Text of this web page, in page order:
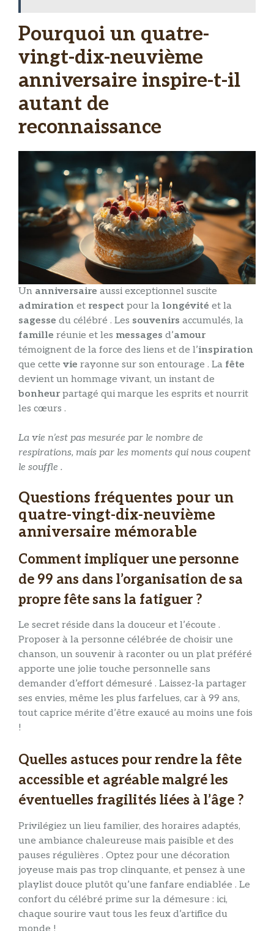
Pourquoi un quatre-
vingt-dix-neuvième
anniversaire inspire-t-il
autant de
reconnaissance
Un anniversaire aussi exceptionnel suscite
admiration et respect pour la longévité et la
sagesse du célébré . Les souvenirs accumulés, la
famille réunie et les messages d’amour
témoignent de la force des liens et de l’inspiration
que cette vie rayonne sur son entourage . La fête
devient un hommage vivant, un instant de
bonheurpartagé qui marque les esprits et nourrit
les cœurs .
La vie n’est pas mesurée par le nombre de
respirations, mais par les moments qui nous coupent
le souffle .
Questions fréquentes pour un
quatre-vingt-dix-neuvième
anniversaire mémorable
Comment impliquer une personne
de 99 ans dans l’organisation de sa
propre fête sans la fatiguer ?
Le secret réside dans la douceur et l’écoute .
Proposer à la personne célébrée de choisir une
chanson, un souvenir à raconter ou un plat préféré
apporte une jolie touche personnelle sans
demander d’effort démesuré . Laissez-la partager
ses envies, même les plus farfelues, car à 99 ans,
tout caprice mérite d’être exaucé au moins une fois
!
Quelles astuces pour rendre la fête
accessible et agréable malgré les
éventuelles fragilités liées à l’âge ?
Privilégiez un lieu familier, des horaires adaptés,
une ambiance chaleureuse mais paisible et des
pauses régulières . Optez pour une décoration
joyeuse mais pas trop clinquante, et pensez à une
playlist douce plutôt qu’une fanfare endiablée . Le
confort du célébré prime sur la démesure : ici,
chaque sourire vaut tous les feux d’artifice du
monde !